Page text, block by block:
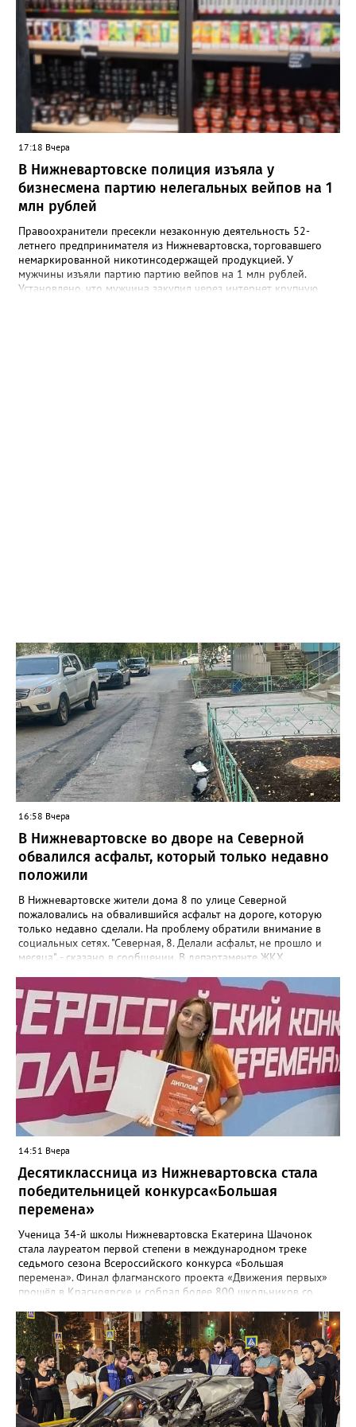
учреждений региона. «Теперь мамочкам и их родным не нужно
специально искать время, записываться и ехать в отдел ЗАГС.
Вся процедура регистрации рождения проходит в комфортной
обстановке, пока семья еще находится в больнице», —
подчеркивают в ведомстве. Информацию о графике работы
новых кабинетов в Сургуте, Ханты-Мансийске и
Нижневартовске обещают опубликовать в ближайшее время
на официальных страницах ведомств.
17:18 Вчера
В Нижневартовске полиция изъяла у
бизнесмена партию нелегальных вейпов на 1
млн рублей
Правоохранители пресекли незаконную деятельность 52-
летнего предпринимателя из Нижневартовска, торговавшего
немаркированной никотинсодержащей продукцией. У
мужчины изъяли партию партию вейпов на 1 млн рублей.
Установлено, что мужчина закупил через интернет крупную
16:58 Вчера
В Нижневартовске во дворе на Северной
обвалился асфальт, который только недавно
положили
В Нижневартовске жители дома 8 по улице Северной
пожаловались на обвалившийся асфальт на дороге, которую
только недавно сделали. На проблему обратили внимание в
социальных сетях. "Северная, 8. Делали асфальт, не прошло и
месяца", - сказано в сообщении. В департаменте ЖКХ
сообщили, что причиной нарушения целостности асфальта
стал "подмыв основания покрытия проезда после обильных
осадков". "Восстановительные работы в рамках гарантийных
обязательств контракта будет проводить подрядная
организация, которая привлекалась ООО "Нижневартовские
коммунальные системы", срок до 15 августа 2026 года.
В настоящее время приемка работ со стороны ООО "НКС" не
осуществлялась. Восстановление за счет средств подрядной
организации", - рассказали в департаменте.
14:51 Вчера
Десятиклассница из Нижневартовска стала
победительницей конкурса«Большая
перемена»
Ученица 34-й школы Нижневартовска Екатерина Шачонок
стала лауреатом первой степени в международном треке
седьмого сезона Всероссийского конкурса «Большая
перемена». Финал флагманского проекта «Движения первых»
прошёл в Красноярске и собрал более 800 школьников со
защищала перед экспертным жюри социально значимые
проекты. В финале конкурсанты представили три инициативы:
годовую программу адаптации для студентов-иностранцев
медицинского университета, проект о путешествиях по России
и интерактивный парк регионов страны. Все идеи получили
высокую оценку жюри, а работа вартовчанки была признана
одной из лучших. «В финале мы с командой разрабатывали
разные проекты и защищали их перед экспертами. Мы